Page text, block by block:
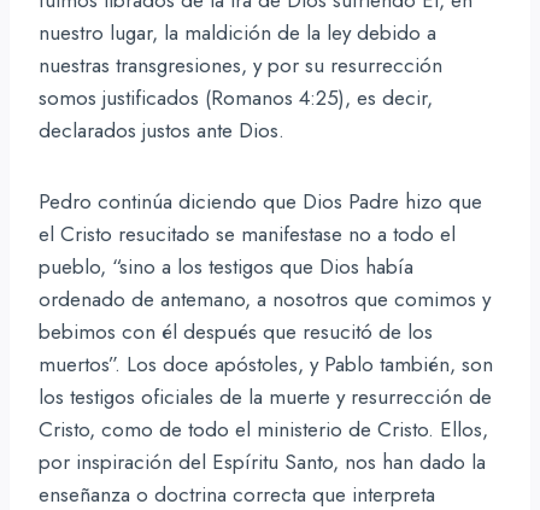
nuestro lugar, la maldición de la ley debido a
nuestras transgresiones, y por su resurrección
somos justificados (Romanos 4:25), es decir,
declarados justos ante Dios.
Pedro continúa diciendo que Dios Padre hizo que
el Cristo resucitado se manifestase no a todo el
pueblo, “sino a los testigos que Dios había
ordenado de antemano, a nosotros que comimos y
bebimos con él después que resucitó de los
muertos”. Los doce apóstoles, y Pablo también, son
los testigos oficiales de la muerte y resurrección de
Cristo, como de todo el ministerio de Cristo. Ellos,
por inspiración del Espíritu Santo, nos han dado la
enseñanza o doctrina correcta que interpreta